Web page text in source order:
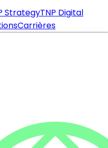
StrategyTNP Digital
Carrières